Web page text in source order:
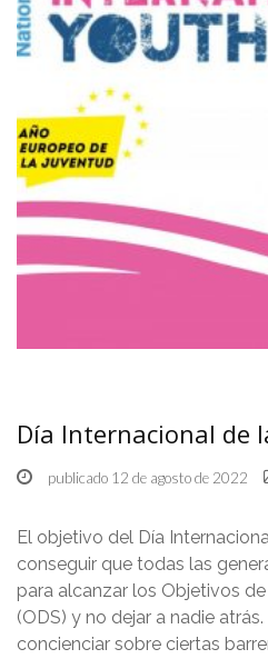
Día Internacional de
publicado 12 de agosto de 2022
El objetivo del Día
conseguir que todas las
para alcanzar los Objetivos
(ODS) y no dejar a nadie
concienciar sobre ciertas